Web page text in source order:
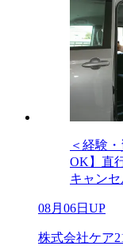
＜経験
OK】直
キャンセ
08月06日UP
株式会社ケア